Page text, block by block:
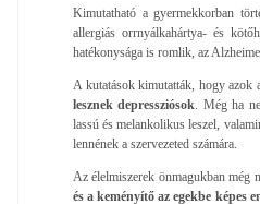
Kimutatható a gyermekkorban
allergiás orrnyálkahártya- és
hatékonysága is romlik, az
A kutatások kimutatták, hogy azok
lesznek depressziósok
. Még ha
lassú és melankolikus leszel,
lennének a szervezeted számára.
Az élelmiszerek önmagukban még
és a keményítő az egekbe képes